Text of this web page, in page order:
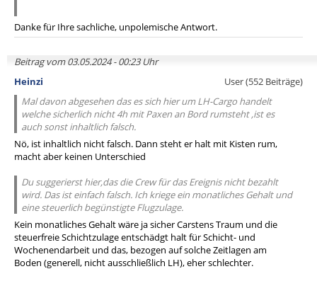
Danke für Ihre sachliche, unpolemische Antwort.
Beitrag vom 03.05.2024 - 00:23 Uhr
Heinzi
User (552 Beiträge)
Mal davon abgesehen das es sich hier um LH-Cargo handelt
welche sicherlich nicht 4h mit Paxen an Bord rumsteht ,ist es
auch sonst inhaltlich falsch.
Nö, ist inhaltlich nicht falsch. Dann steht er halt mit Kisten rum,
macht aber keinen Unterschied
Du suggerierst hier,das die Crew für das Ereignis nicht bezahlt
wird. Das ist einfach falsch. Ich kriege ein monatliches Gehalt und
eine steuerlich begünstigte Flugzulage.
Kein monatliches Gehalt wäre ja sicher Carstens Traum und die
steuerfreie Schichtzulage entschädgt halt für Schicht- und
Wochenendarbeit und das, bezogen auf solche Zeitlagen am
Boden (generell, nicht ausschließlich LH), eher schlechter.